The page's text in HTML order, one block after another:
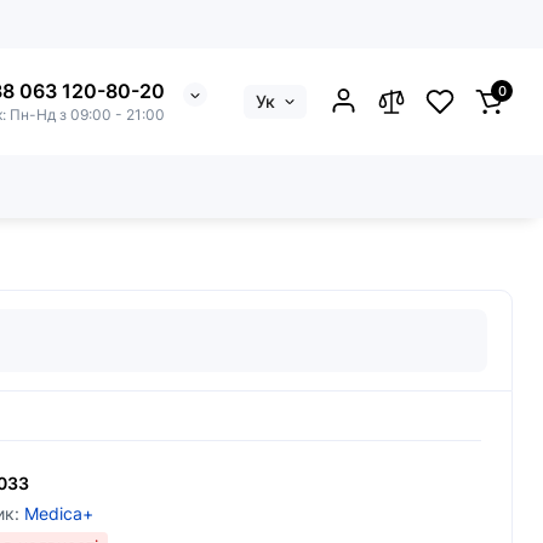
063 120-80-20
Пн-Нд з 09:00 - 21:00
Ук 0
Medica+